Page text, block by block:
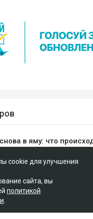
cookie для улучшения
сайта, вы
политикой